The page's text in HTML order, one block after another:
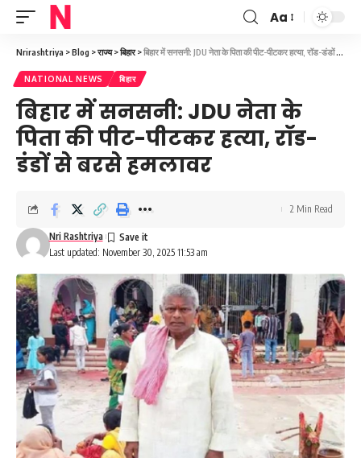
Font
Resizer
Aa
Nrirashtriya >Blog >राज्य>बिहार>बिहार में सनसनी: JDU नेता के पिता की पीट-पीटकर हत्या, रॉड-डंडों से बरसे हमलावर
NATIONAL NEWS बिहार
बिहार में सनसनी: JDU नेता के
पिता की पीट-पीटकर हत्या, रॉड-
डंडों से बरसे हमलावर
Last updated: November 30, 2025 11:53 am
Nri Rashtriya
2 Min Read